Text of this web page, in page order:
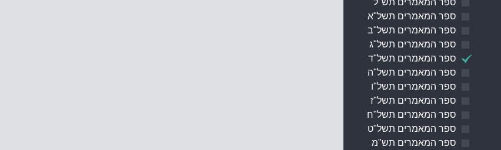
ספר המאמרים תש"ל
ספר המאמרים תשל"א
ספר המאמרים תשל"ב
ספר המאמרים תשל"ג
ספר המאמרים תשל"ד
ספר המאמרים תשל"ה
ספר המאמרים תשל"ו
ספר המאמרים תשל"ז
ספר המאמרים תשל"ח
ספר המאמרים תשל"ט
ספר המאמרים תש"מ